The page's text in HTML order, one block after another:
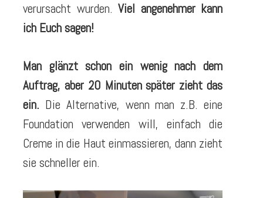
verursacht wurden. Viel angenehmer kann
ich Euch sagen!
Man glänzt schon ein wenig nach dem
Auftrag, aber 20 Minuten später zieht das
ein. Die Alternative, wenn man z.B. eine
Foundation verwenden will, einfach die
Creme in die Haut einmassieren, dann zieht
sie schneller ein.